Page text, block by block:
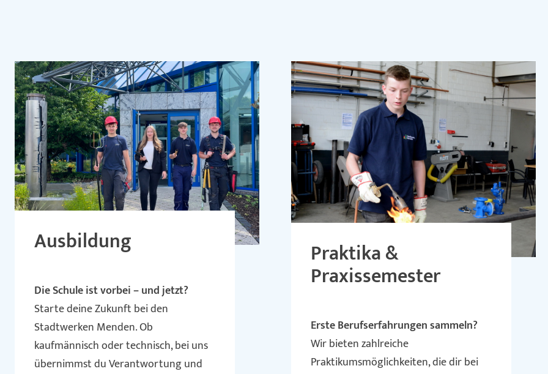
Ausbildung
Die Schule ist vorbei – und jetzt?
Starte deine Zukunft bei den
Stadtwerken Menden. Ob
kaufmännisch oder technisch, bei uns
übernimmst du Verantwortung und
Praktika &
Praxissemester
Erste Berufserfahrungen sammeln?
Wir bieten zahlreiche
Praktikumsmöglichkeiten, die dir bei